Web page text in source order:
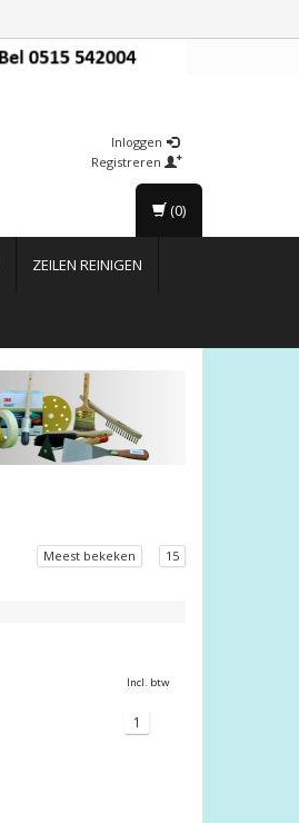
Inloggen
Registreren
ZEILEN REINIGEN
(0)
Meest bekeken 15
Incl. btw
1